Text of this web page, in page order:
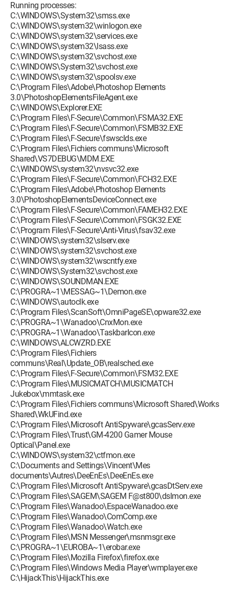
Running processes:
C:\WINDOWS\System32\smss.exe
C:\WINDOWS\system32\winlogon.exe
C:\WINDOWS\system32\services.exe
C:\WINDOWS\system32\lsass.exe
C:\WINDOWS\system32\svchost.exe
C:\WINDOWS\System32\svchost.exe
C:\WINDOWS\system32\spoolsv.exe
C:\Program Files\Adobe\Photoshop Elements
3.0\PhotoshopElementsFileAgent.exe
C:\WINDOWS\Explorer.EXE
C:\Program Files\F-Secure\Common\FSMA32.EXE
C:\Program Files\F-Secure\Common\FSMB32.EXE
C:\Program Files\F-Secure\fswsclds.exe
C:\Program Files\Fichiers communs\Microsoft
Shared\VS7DEBUG\MDM.EXE
C:\WINDOWS\system32\nvsvc32.exe
C:\Program Files\F-Secure\Common\FCH32.EXE
C:\Program Files\Adobe\Photoshop Elements
3.0\PhotoshopElementsDeviceConnect.exe
C:\Program Files\F-Secure\Common\FAMEH32.EXE
C:\Program Files\F-Secure\Common\FSGK32.EXE
C:\Program Files\F-Secure\Anti-Virus\fsav32.exe
C:\WINDOWS\system32\slserv.exe
C:\WINDOWS\system32\svchost.exe
C:\WINDOWS\system32\wscntfy.exe
C:\WINDOWS\System32\svchost.exe
C:\WINDOWS\SOUNDMAN.EXE
C:\PROGRA~1\MESSAG~1\Demon.exe
C:\WINDOWS\autoclk.exe
C:\Program Files\ScanSoft\OmniPageSE\opware32.exe
C:\PROGRA~1\Wanadoo\CnxMon.exe
C:\PROGRA~1\Wanadoo\TaskbarIcon.exe
C:\WINDOWS\ALCWZRD.EXE
C:\Program Files\Fichiers
communs\Real\Update_OB\realsched.exe
C:\Program Files\F-Secure\Common\FSM32.EXE
C:\Program Files\MUSICMATCH\MUSICMATCH
Jukebox\mmtask.exe
C:\Program Files\Fichiers communs\Microsoft Shared\Works
Shared\WkUFind.exe
C:\Program Files\Microsoft AntiSpyware\gcasServ.exe
C:\Program Files\Trust\GM-4200 Gamer Mouse
Optical\Panel.exe
C:\WINDOWS\system32\ctfmon.exe
C:\Documents and Settings\Vincent\Mes
documents\Autres\DeeEnEs\DeeEnEs.exe
C:\Program Files\Microsoft AntiSpyware\gcasDtServ.exe
C:\Program Files\SAGEM\SAGEM F@st800\dslmon.exe
C:\Program Files\Wanadoo\EspaceWanadoo.exe
C:\Program Files\Wanadoo\ComComp.exe
C:\Program Files\Wanadoo\Watch.exe
C:\Program Files\MSN Messenger\msnmsgr.exe
C:\PROGRA~1\EUROBA~1\erobar.exe
C:\Program Files\Mozilla Firefox\firefox.exe
C:\Program Files\Windows Media Player\wmplayer.exe
C:\HijackThis\HijackThis.exe